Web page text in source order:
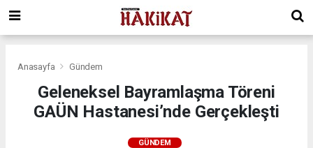
Anasayfa Gündem
Geleneksel Bayramlaşma Töreni
GAÜN Hastanesi’nde Gerçekleşti
GÜNDEM